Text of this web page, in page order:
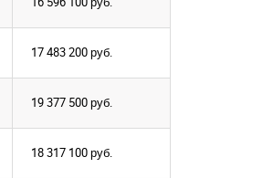
17 483 200руб.
19 377 500руб.
18 317 100руб.